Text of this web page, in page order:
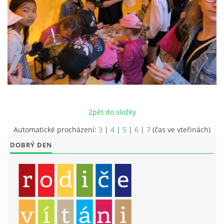
SOUBORY
VÝTVARNÝ OBOR
LITERÁRNĚ DRAMATICKÝ OBOR
PRAVIDLA PRO VEŘEJNÉ AKCE ZUŠ STAŇKOV
PŘIJÍMACÍ TALENTOVÉ ZKOUŠKY
ÚŘEDNÍ DESKA
Zpět do složky
Automatické procházení: 3 | 4 | 5 | 6 | 7 (čas ve vteřinách)
DOBRÝ DEN